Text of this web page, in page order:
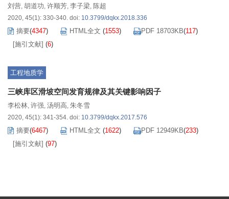
刘营, 胡道功, 许顺芳, 李子梁, 陈超
2020, 45(1): 330-340. doi: 10.3799/dqkx.2018.336
摘要(4347) HTML全文 (1553) PDF 18703KB(117)
[施引文献] (6)
工程地质学
三峡库区滑坡空间发育规律及其关键影响因子
李松林, 许强, 汤明高, 朱冬雪
2020, 45(1): 341-354. doi: 10.3799/dqkx.2017.576
摘要(6467) HTML全文 (1622) PDF 12949KB(233)
[施引文献] (97)